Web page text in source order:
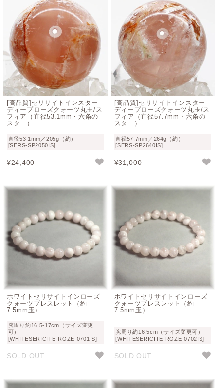
[高品質]セリサイトインスター
ディープローズクォーツ丸玉/ス
フィア（直径53.1mm・六条の
スター）
直径53.1mm／205g（約）
[SERS-SP2050IS]
¥24,400
[高品質]セリサイトインスター
ディープローズクォーツ丸玉/ス
フィア（直径57.7mm・六条の
スター）
直径57.7mm／264g（約）
[SERS-SP2640IS]
¥31,000
ホワイトセリサイトインローズ
クォーツブレスレット（約
7.5mm玉）
腕周り約16.5-17cm（サイズ変更
可）
[WHITESERICITE-ROZE-0701IS]
SOLD OUT
ホワイトセリサイトインローズ
クォーツブレスレット（約
7.5mm玉）
腕周り約16.5cm（サイズ変更可）
[WHITESERICITE-ROZE-0702IS]
SOLD OUT